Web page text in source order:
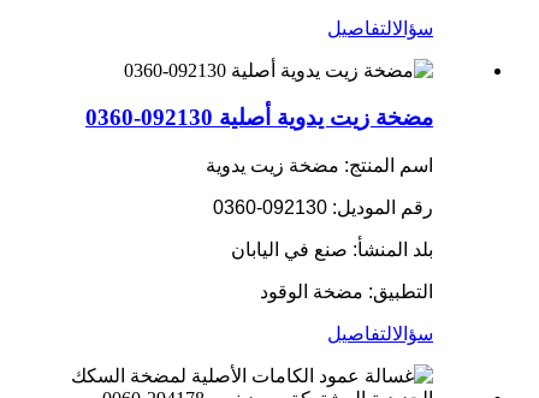
سؤالالتفاصيل
مضخة زيت يدوية أصلية 092130-0360
اسم المنتج: مضخة زيت يدوية
رقم الموديل: 092130-0360
بلد المنشأ: صنع في اليابان
التطبيق: مضخة الوقود
سؤالالتفاصيل